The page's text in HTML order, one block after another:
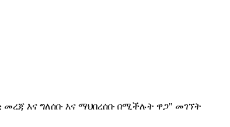
እና ግለሰቡ እና ማህበረሰቡ በሚችሉት ዋጋ" መገኘት